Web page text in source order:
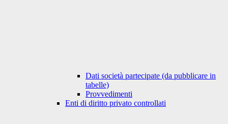
Dati società partecipate (da pubblicare in
tabelle)
Provvedimenti
Enti di diritto privato controllati